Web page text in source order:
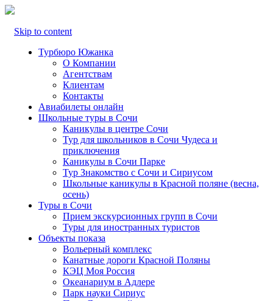
Skip to content
Турбюро Южанка
О Компании
Агентствам
Клиентам
Контакты
Авиабилеты онлайн
Школьные туры в Сочи
Каникулы в центре Сочи
Тур для школьников в Сочи Чудеса и
приключения
Каникулы в Сочи Парке
Тур Знакомство с Сочи и Сириусом
Школьные каникулы в Красной поляне (весна,
осень)
Туры в Сочи
Прием экскурсионных групп в Сочи
Туры для иностранных туристов
Объекты показа
Вольерный комплекс
Канатные дороги Красной Поляны
КЭЦ Моя Россия
Океанариум в Адлере
Парк науки Сириус